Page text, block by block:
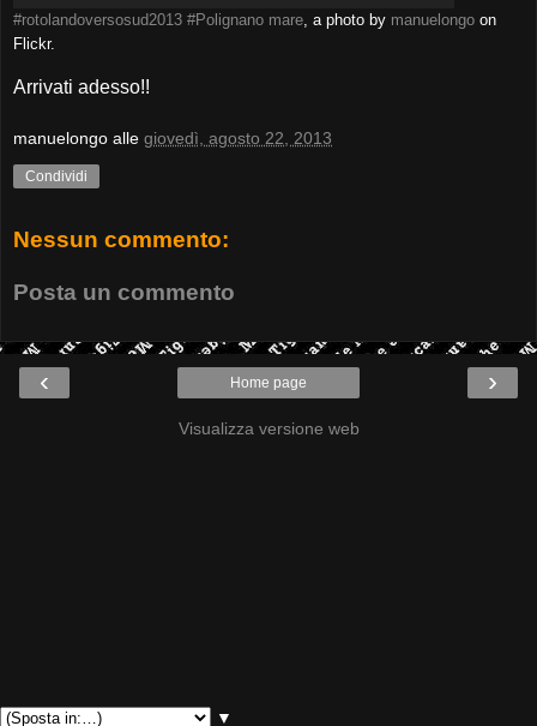
#rotolandoversosud2013 #Polignano mare, a photo by manuelongo on
Flickr.
Arrivati adesso!!
manuelongo alle giovedì, agosto 22, 2013
Condividi
Nessun commento:
Posta un commento
‹ ›
Home page
Visualizza versione web
▼